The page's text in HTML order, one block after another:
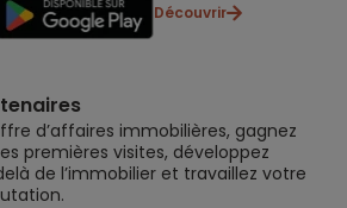
Découvrir
d’affaires immobilières, gagnez
premières visites, développez
de l’immobilier et travaillez votre